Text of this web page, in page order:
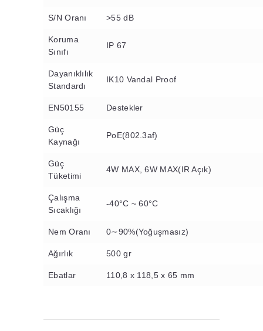
S/N Oranı >55 dB
Koruma
Sınıfı
IP 67
Dayanıklılık
Standardı
IK10 Vandal Proof
EN50155 Destekler
Güç
Kaynağı
PoE(802.3af)
Güç
Tüketimi
4W MAX, 6W MAX(IR Açık)
Çalışma
Sıcaklığı
-40°C ~ 60°C
Nem Oranı 0∼90%(Yoğuşmasız)
Ağırlık 500 gr
Ebatlar 110,8 x 118,5 x 65 mm